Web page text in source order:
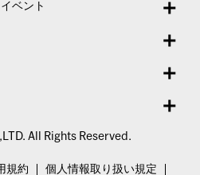
ベント
All Rights Reserved.
規約 個人情報取り扱い規定